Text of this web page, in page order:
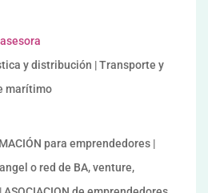
y distribución | Transporte y
marítimo
para emprendedores |
o red de BA, venture,